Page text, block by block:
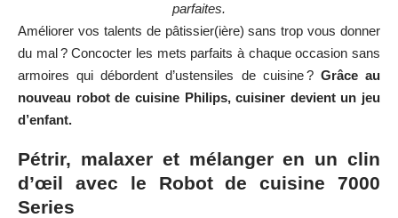
parfaites.
Améliorer vos talents de pâtissier(ière) sans trop vous donner
du mal ? Concocter les mets parfaits à chaque occasion sans
armoires qui débordent d’ustensiles de cuisine ? Grâce au
nouveau robot de cuisine Philips, cuisiner devient un jeu
d’enfant.
Pétrir, malaxer et mélanger en un clin
d’œil avec le Robot de cuisine 7000
Series